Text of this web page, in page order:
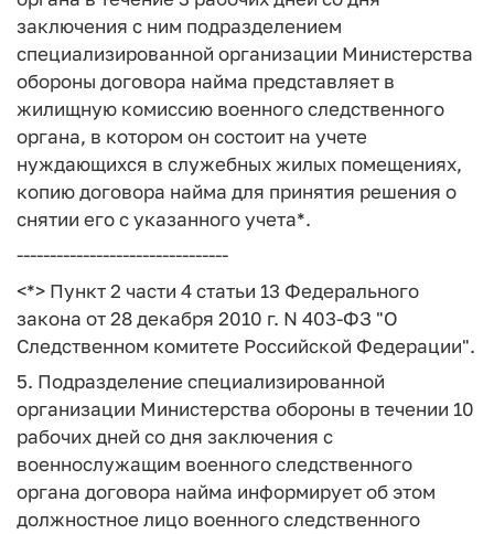
заключения с ним подразделением
специализированной организации Министерства
обороны договора найма представляет в
жилищную комиссию военного следственного
органа, в котором он состоит на учете
нуждающихся в служебных жилых помещениях,
копию договора найма для принятия решения о
снятии его с указанного учета*.
--------------------------------
<*> Пункт 2 части 4 статьи 13 Федерального
закона от 28 декабря 2010 г. N 403-ФЗ "О
Следственном комитете Российской Федерации".
5. Подразделение специализированной
организации Министерства обороны в течении 10
рабочих дней со дня заключения с
военнослужащим военного следственного
органа договора найма информирует об этом
должностное лицо военного следственного